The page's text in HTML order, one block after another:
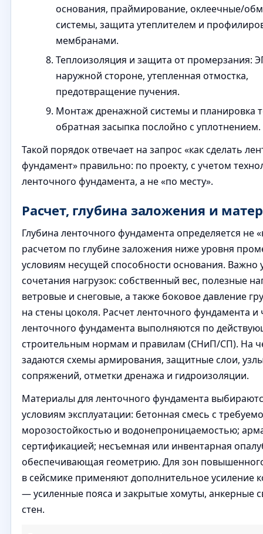
основания, праймирование, оклеечные/
системы, защита утеплителем и
мембранами.
Теплоизоляция и защита от промерзания:
наружной стороне, утепленная отмостка,
предотвращение пучения.
Монтаж дренажной системы и планировка
обратная засыпка послойно с уплотнением.
Такой порядок отвечает на запрос «как сделать
фундамент» правильно: по проекту, с учетом
ленточного фундамента, а не «по месту».
Расчет, глубина заложения и
Глубина ленточного фундамента определяется не
расчетом по глубине заложения ниже уровня
условиям несущей способности основания. Важно
сочетания нагрузок: собственный вес, полезные
ветровые и снеговые, а также боковое давление
на стены цоколя. Расчет ленточного фундамента и
ленточного фундамента выполняются по
строительным нормам и правилам (СНиП/СП). На
задаются схемы армирования, защитные слои,
сопряжений, отметки дренажа и гидроизоляции.
Материалы для ленточного фундамента
условиям эксплуатации: бетонная смесь с
морозостойкостью и водонепроницаемостью;
сертификацией; несъемная или инвентарная
обеспечивающая геометрию. Для зон
в сейсмике применяют дополнительное усиление
— усиленные пояса и закрытые хомуты, анкерные
стен.